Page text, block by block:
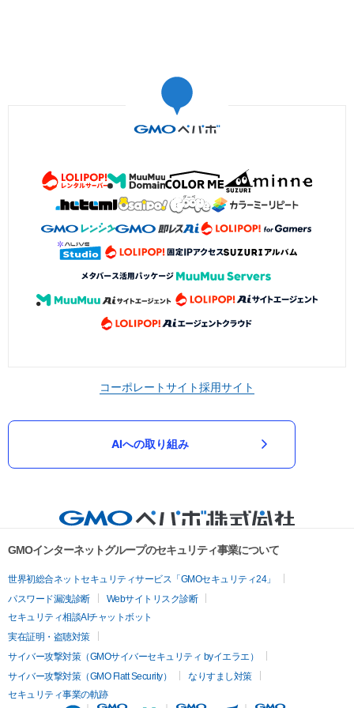
コーポレートサイト採用サイト
AIへの取り組み
GMOインターネットグループのセキュリティ事業について
世界初総合ネットセキュリティサービス「GMOセキュリティ24」
パスワード漏洩診断
Webサイトリスク診断
セキュリティ相談AIチャットボット
実在証明・盗聴対策
サイバー攻撃対策（GMOサイバーセキュリティ byイエラエ）
サイバー攻撃対策（GMO Flatt Security）
なりすまし対策
セキュリティ事業の軌跡